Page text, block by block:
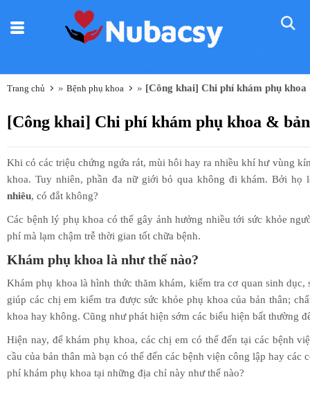
Trang chủ » Bệnh phụ khoa » [Công khai] Chi phí khám phụ
[Công khai] Chi phí khám phụ khoa &
Khi có các triệu chứng ngứa rát, mùi hôi hay ra nhiều khí hư vùng
khoa. Tuy nhiên, phần đa nữ giới bỏ qua không đi khám. Bởi họ
nhiêu, có đắt không?
Các bệnh lý phụ khoa có thể gây ảnh hưởng nhiều tới sức khỏe
phí mà lạm chậm trễ thời gian tốt chữa bệnh.
Khám phụ khoa là như thế nào?
Khám phụ khoa là hình thức thăm khám, kiểm tra cơ quan sinh
giúp các chị em kiểm tra được sức khỏe phụ khoa của bản thân;
khoa hay không. Cũng như phát hiện sớm các biểu hiện bất thường
Hiện nay, để khám phụ khoa, các chị em có thể đến tại các bệnh
cầu của bản thân mà bạn có thể đến các bệnh viện công lập hay
phí khám phụ khoa tại những địa chỉ này như thế nào?